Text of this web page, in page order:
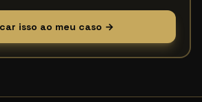
isso ao meu caso →